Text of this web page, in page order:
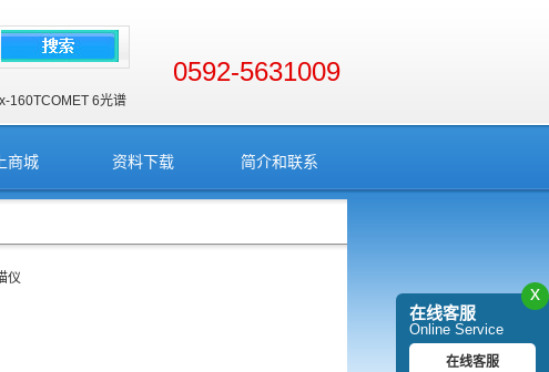
x-160TCOMET 6光谱
0592-5631009
商城 资料下载 简介和联系
仪
在线客服
Online Service
x
在线客服